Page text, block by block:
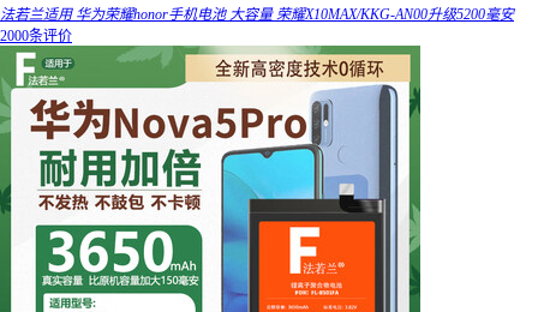
法若兰适用 华为荣耀honor手机电池 大容量 荣耀X10MAX/KKG-AN00升级5200毫安
2000条评价